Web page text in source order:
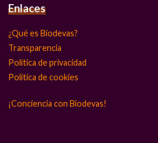
Enlaces
¿Qué es Biodevas?
Transparencia
Política de privacidad
Política de cookies
¡Conciencia con Biodevas!